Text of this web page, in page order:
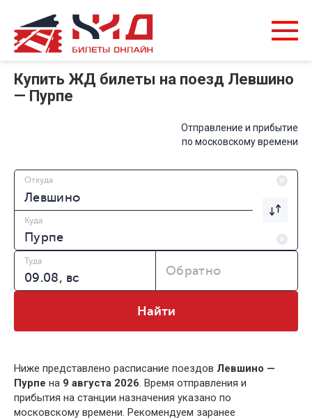
Купить ЖД билеты на поезд Левшино
— Пурпе
Отправление и прибытие
по московскому времени
Откуда
Куда
Туда
Обратно
Найти
Ниже представлено расписание поездов Левшино —
Пурпе на 9 августа 2026. Время отправления и
прибытия на станции назначения указано по
московскому времени. Рекомендуем заранее